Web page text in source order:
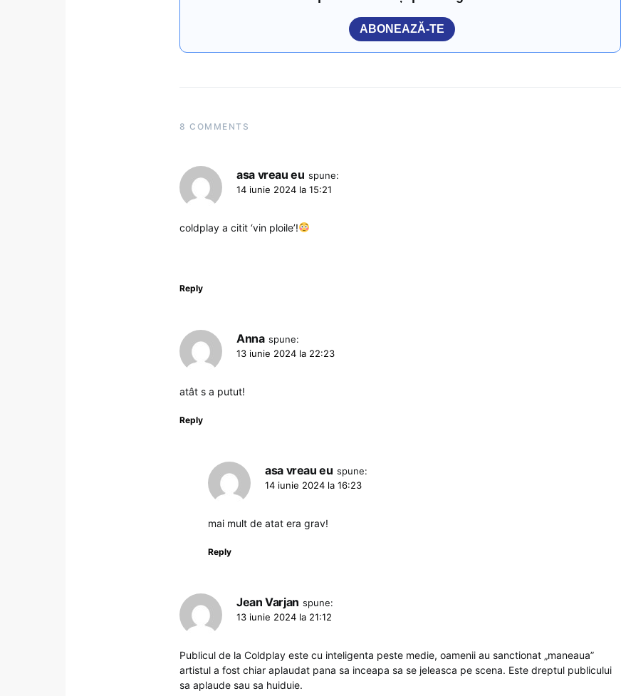
ABONEAZĂ-TE
8 COMMENTS
asa vreau eu spune:
14 iunie 2024 la 15:21
coldplay a citit ‘vin ploile’!
Reply
Anna spune:
13 iunie 2024 la 22:23
atât s a putut!
Reply
asa vreau eu spune:
14 iunie 2024 la 16:23
mai mult de atat era grav!
Reply
Jean Varjan spune:
13 iunie 2024 la 21:12
Publicul de la Coldplay este cu inteligenta peste medie, oamenii au sanctionat „maneaua”
artistul a fost chiar aplaudat pana sa inceapa sa se jeleasca pe scena. Este dreptul publicului
sa aplaude sau sa huiduie.